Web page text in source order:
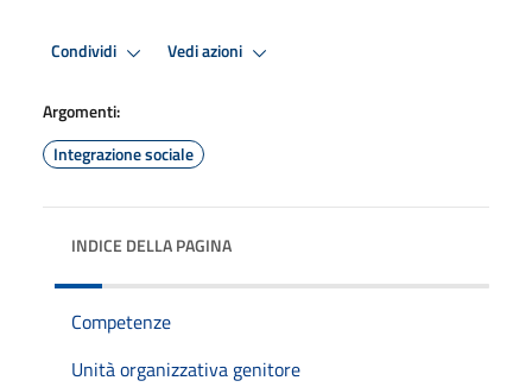
Condividi Vedi azioni
Argomenti:
Integrazione sociale
INDICE DELLA PAGINA
Competenze
Unità organizzativa genitore